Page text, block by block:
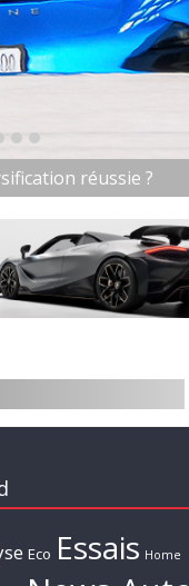
?
4 56
item-7
item-8
Eco Essais Home